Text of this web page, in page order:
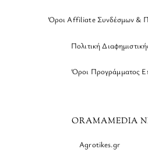
Όροι Affiliate Συνδέσμων &
Πολιτική
Όροι Προγράμματος
ORAMAMEDIA
Agrotikes.gr